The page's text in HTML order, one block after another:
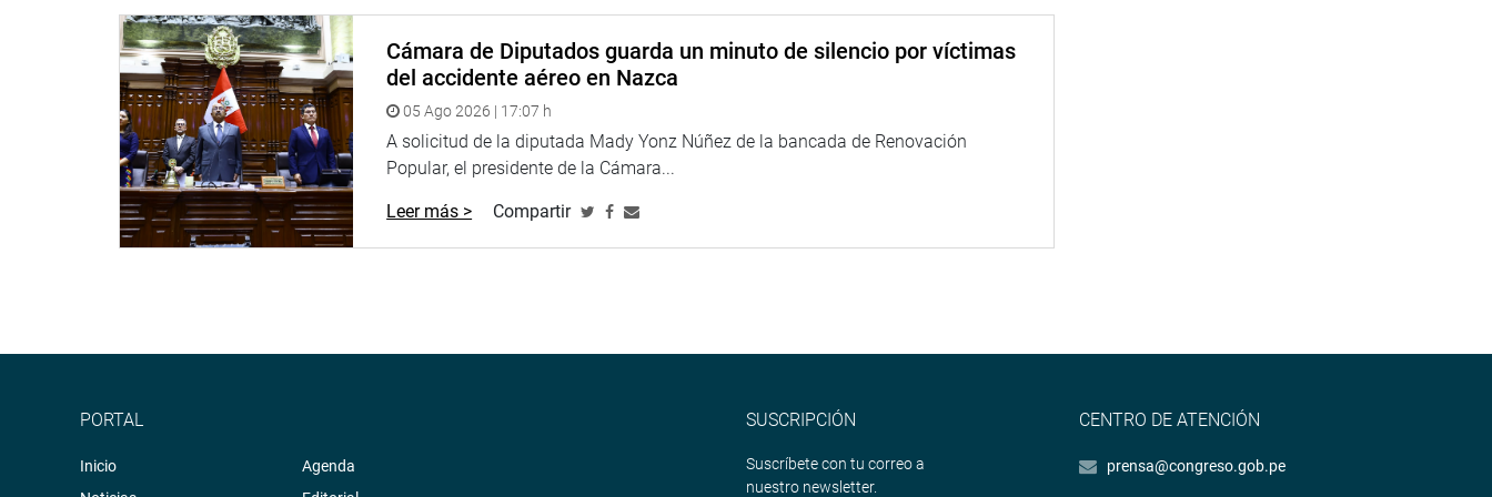
La Comisión de la Mujer y Familia conformará los grupos de trabajo para la presente legislatura y recibirá a
representantes de los Movimientos Flora Tristán y Manuela Ramos. Sala 2 del edificio de Comisiones, a las 11:00
horas.
La Comisión de Salud, por su parte, sesionará a las 2:30 pm para debatir varios proyectos de ley en agenda. Sala
1. Media hora antes hará lo propio la Comisión de Energía y Minas. Sala Miguel Grau.
La Liga Parlamentaria de Amistad Perú-Uruguay se instalará a las 2:00 en la Sala Moyano.
En la Comisión de Ciencia y Tecnología se presentará el presidente de Sierra y Selva Exportadora, Alfonso
Moyano. Una hora después se instalará la Liga Parlamentaria de Amistad Perú-Argentina, en la misma sala.
Cámara de Diputados guarda un minuto de silencio por víctimas
del accidente aéreo en Nazca
05 Ago 2026 | 17:07 h
A solicitud de la diputada Mady Yonz Núñez de la bancada de Renovación
Popular, el presidente de la Cámara...
Leer más > Compartir
PORTAL
Inicio
Agenda
SUSCRIPCIÓN
Suscríbete con tu correo a
nuestro newsletter.
CENTRO DE ATENCIÓN
prensa@congreso.gob.pe